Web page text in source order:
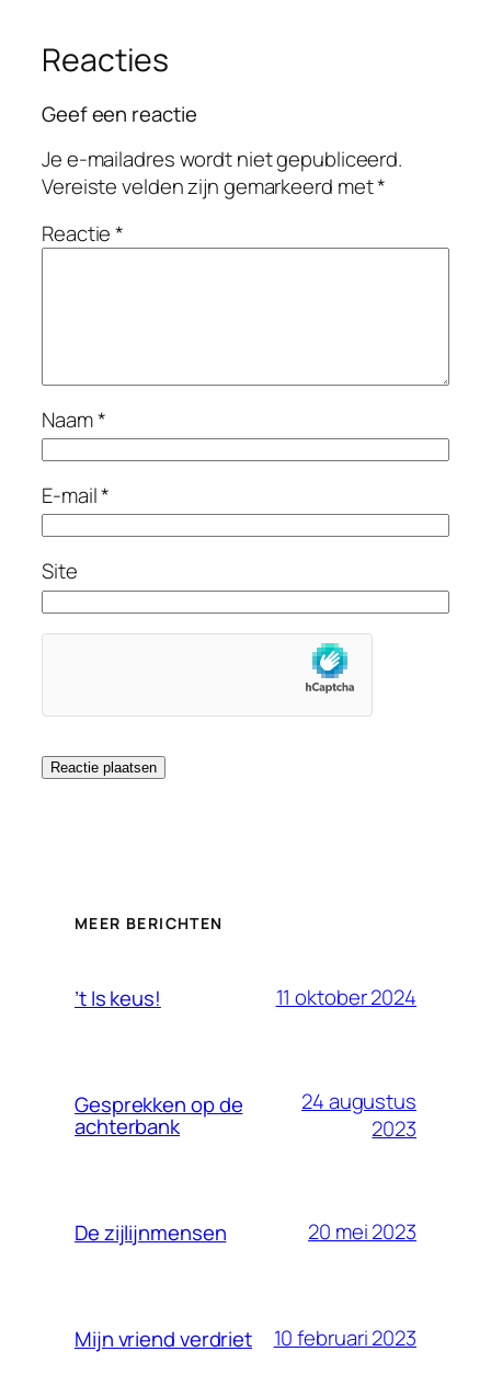
Reacties
Geef een reactie
Je e-mailadres wordt niet gepubliceerd.
Vereiste velden zijn gemarkeerd met*
Reactie*
Naam*
E-mail*
Site
MEER BERICHTEN
’t Is keus! 11 oktober 2024
Gesprekken op de
achterbank
24 augustus
2023
De zijlijnmensen 20 mei 2023
Mijn vriend verdriet 10 februari 2023